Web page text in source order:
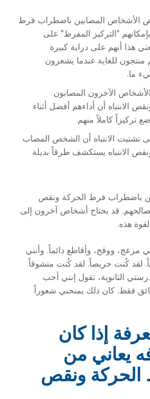
الأشخاص المصابين باضطراب فرط
"التركيز المفرط" على
هذا أنهم على دراية كبيرة
منتجون للغاية عندما يشعرون
ما.
الآخرون المصابون
الانتباه أن أداءهم أفضل أثناء
تركيزاً كاملاً منهم.
تشتيت الانتباه أن الشخص المصاب
الانتباه يستكشف طرقاً بديلة
باضطراب فرط الحركة ونقص
لصالحهم. قد يحتاج أشخاص آخرون إلى
هذه.
مزعج، ووقح، وأقاطع دائماً. وأنني
كُنت حريصاً. لقد كُنت متشوقاً.
الثانوية، تقول إنني أحب
فقط. كان ذلك يمنحني شعوراً
إذا كان
يعاني من
ونقص